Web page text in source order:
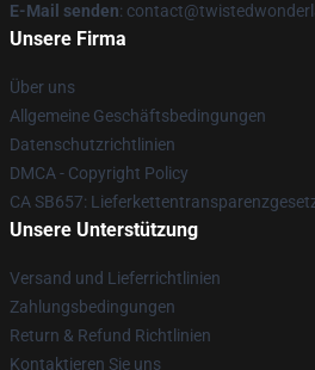
E-Mail senden:
Unsere Firma
Über uns
Allgemeine Geschäftsbedingungen
Datenschutzrichtlinien
DMCA - Copyright Policy
CA SB657:
Unsere Unterstützung
Versand und Lieferrichtlinien
Zahlungsbedingungen
Return & Refund Richtlinien
Kontaktieren Sie uns